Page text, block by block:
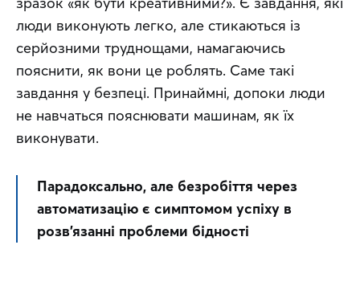
люди виконують легко, але стикаються із
серйозними труднощами, намагаючись
пояснити, як вони це роблять. Саме такі
завдання у безпеці. Принаймні, допоки люди
не навчаться пояснювати машинам, як їх
виконувати.
Парадоксально, але безробіття через
автоматизацію є симптомом успіху в
розв'язанні проблеми бідності